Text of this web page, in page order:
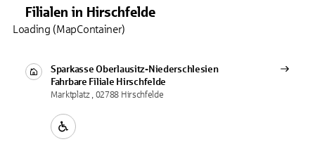
Filialen in Hirschfelde
Sparkasse Oberlausitz-Niederschlesien
Fahrbare Filiale Hirschfelde
Marktplatz , 02788 Hirschfelde
Loading (MapContainer)